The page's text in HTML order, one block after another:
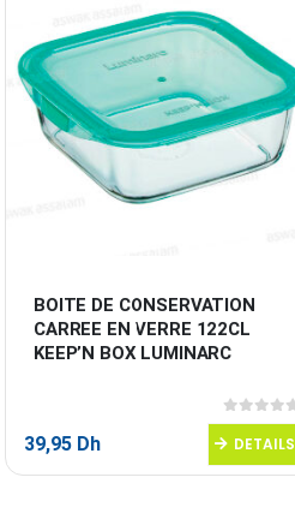
BOITE DE CONSERVATION
CARREE EN VERRE 122CL
KEEP’N BOX LUMINARC
0sur 5
39,95 Dh DETAILS